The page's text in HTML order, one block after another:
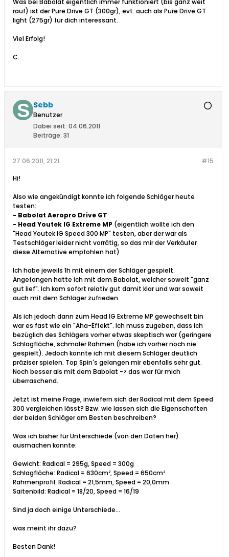
Was bei Babolat eigentlich immer funktioniert (bis ganz weit
rauf) ist der Pure Drive GT (300gr), evt. auch als Pure Drive GT
light (275gr) für dich interessant.
Viel Erfolg!
C.
Sebb
Benutzer
Dabei seit: 04.06.2011
Beiträge: 31
#15
27.06.2011, 21:21
Hi!
Also wie angekündigt konnte ich folgende Schläger heute
testen:
- Babolat Aeropro Drive GT
- Head Youtek IG Extreme MP (eigentlich wollte ich den
"Head Youtek IG Speed 300 MP" testen, aber der war als
Testschläger leider nicht vorrätig, so das mir der Verkäufer
diese Alternative empfohlen hat)
Ich habe jeweils 1h mit einem der Schläger gespielt.
Angefangen hatte ich mit dem Babolat, welcher soweit "ganz
gut lief". Ich kam sofort relativ gut damit klar und war soweit
auch mit dem Schläger zufrieden.
Als ich jedoch dann zum Head IG Extreme MP gewechselt bin
war es fast wie ein "Aha-Effekt". Ich muss zugeben, dass ich
bezüglich des Schlägers vorher etwas skeptisch war (geringere
Schlagfläche, schmaler Rahmen (habe ich vorher noch nie
gespielt). Jedoch konnte ich mit diesem Schläger deutlich
präziser spielen. Top Spin's gelangen mir ebenfalls sehr gut.
Noch besser als mit dem Babolat -> das war für mich
überraschend.
Jetzt ist meine Frage, inwiefern sich der Radical mit dem Speed
300 vergleichen lässt? Bzw. wie lassen sich die Eigenschaften
der beiden Schläger am Besten beschreiben?
Was ich bisher für Unterschiede (von den Daten her)
ausmachen konnte:
Gewicht: Radical = 295g, Speed = 300g
Schlagfläche: Radical = 630cm², Speed = 650cm²
Rahmenprofil: Radical = 21,5mm, Speed = 20,0mm
Saitenbild: Radical = 18/20, Speed = 16/19
Sind ja doch einige Unterschiede...
was meint ihr dazu?
Besten Dank!